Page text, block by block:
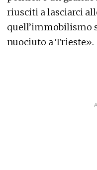
riusciti a lasciarci
quell’immobilismo
nuociuto a Trieste».